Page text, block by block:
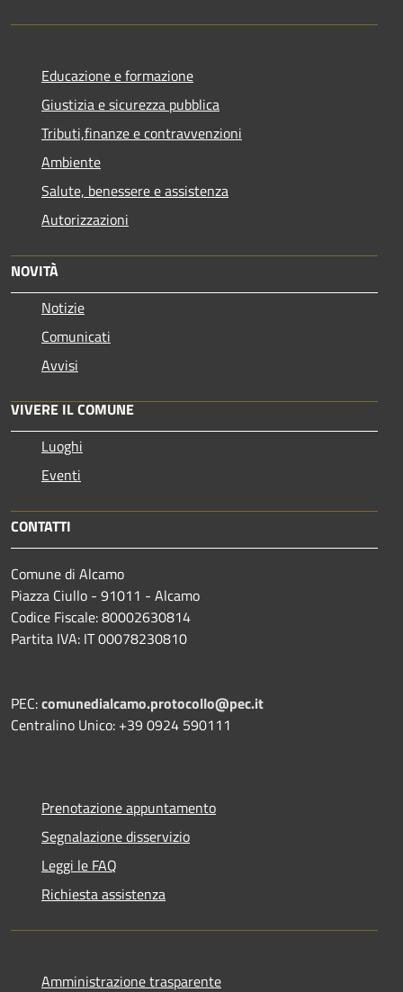
Educazione e formazione
Giustizia e sicurezza pubblica
Tributi,finanze e contravvenzioni
Ambiente
Salute, benessere e assistenza
Autorizzazioni
NOVITÀ
Notizie
Comunicati
Avvisi
VIVERE IL COMUNE
Luoghi
Eventi
CONTATTI
Comune di Alcamo
Piazza Ciullo - 91011 - Alcamo
Codice Fiscale: 80002630814
Partita IVA: IT 00078230810
PEC:comunedialcamo.protocollo@pec.it
Centralino Unico: +39 0924 590111
Prenotazione appuntamento
Segnalazione disservizio
Leggi le FAQ
Richiesta assistenza
Amministrazione trasparente